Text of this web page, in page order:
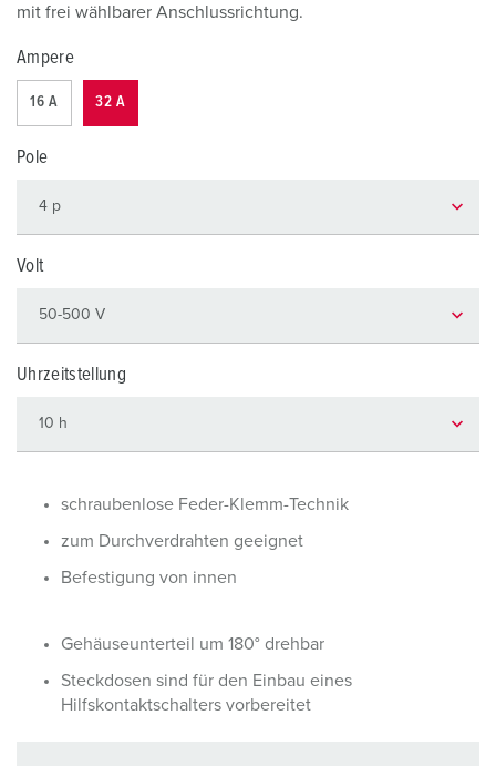
mit frei wählbarer Anschlussrichtung.
Ampere
16 A 32 A
Pole
Volt
Uhrzeitstellung
schraubenlose Feder-Klemm-Technik
zum Durchverdrahten geeignet
Befestigung von innen
Gehäuseunterteil um 180° drehbar
Steckdosen sind für den Einbau eines
Hilfskontaktschalters vorbereitet